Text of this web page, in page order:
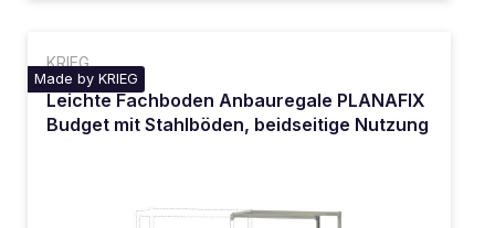
KRIEG
Made by KRIEG
Leichte Fachboden Anbauregale PLANAFIX
Budget mit Stahlböden, beidseitige Nutzung